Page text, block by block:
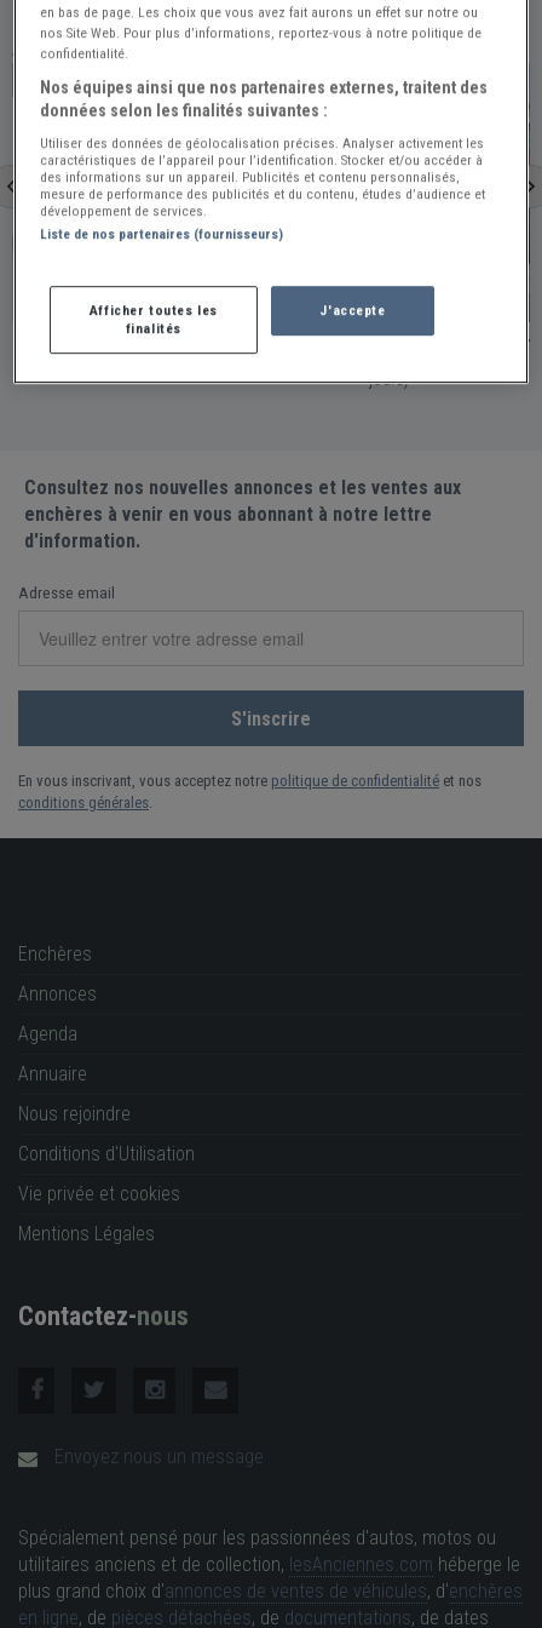
À VOIR ÉGALEMENT
PRO
Pays-Bas
MERCEDES 500 SL W107 - 1984
Pays-Bas / Publiée le 2026-07-26 (Il y a 13 jours)
PRO
Joigny
MERCEDES 500
jours)
Consultez nos nouvelles annonces et les ventes aux
enchères à venir en vous abonnant à notre lettre
d'information.
Adresse email
En vous inscrivant, vous acceptez notre politique de confidentialité et nos
conditions générales.
Enchères
Annonces
Agenda
Annuaire
Nous rejoindre
Conditions d'Utilisation
Vie privée et cookies
Mentions Légales
Contactez-nous
Envoyez nous un message
Spécialement pensé pour les passionnées d'autos, motos ou
utilitaires anciens et de collection, lesAnciennes.com héberge le
plus grand choix d'annonces de ventes de véhicules, d'enchères
en ligne, de pièces détachées, de documentations, de dates
en bas de page. Les choix que vous avez fait aurons un effet sur notre ou
nos Site Web. Pour plus d’informations, reportez-vous à notre politique de
confidentialité.
Nos équipes ainsi que nos partenaires externes, traitent des
données selon les finalités suivantes :
Utiliser des données de géolocalisation précises. Analyser activement les
caractéristiques de l’appareil pour l’identification. Stocker et/ou accéder à
des informations sur un appareil. Publicités et contenu personnalisés,
mesure de performance des publicités et du contenu, études d’audience et
développement de services.
Liste de nos partenaires (fournisseurs)
Afficher toutes les
finalités
J'accepte